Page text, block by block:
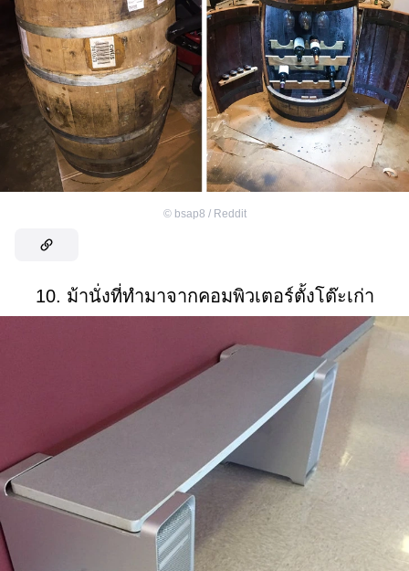
© bsap8 / Reddit
10. ม้านั่งที่ทำมาจากคอมพิวเตอร์ตั้งโต๊ะเก่า